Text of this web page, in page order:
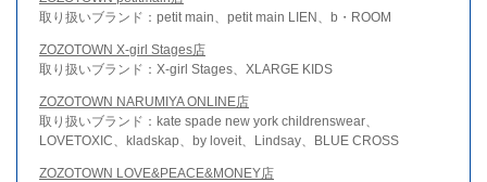
取り扱いブランド：petit main、petit main LIEN、b・ROOM
ZOZOTOWN X-girl Stages店
取り扱いブランド：X-girl Stages、XLARGE KIDS
ZOZOTOWN NARUMIYA ONLINE店
取り扱いブランド：kate spade new york childrenswear、
LOVETOXIC、kladskap、by loveit、Lindsay、BLUE CROSS
ZOZOTOWN LOVE&PEACE&MONEY店